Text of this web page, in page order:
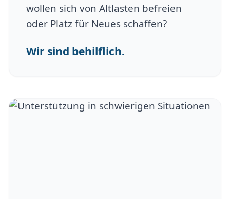
wollen sich von Altlasten befreien
oder Platz für Neues schaffen?
Wir sind behilflich.